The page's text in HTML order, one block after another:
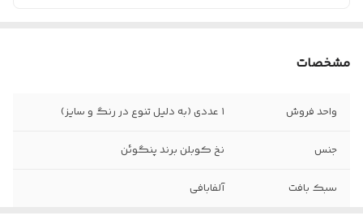
مشخصات
واحد فروش ۱ عددی (به دلیل تنوع در رنگ و سایز)
جنس نخ کوبلن برند پنگوئن
سبک بافت آلفابافی